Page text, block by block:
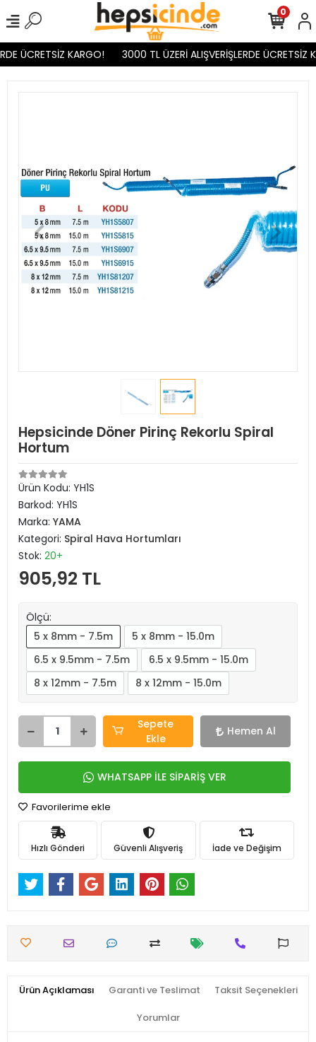
ÜCRETSİZ KARGO! 3000 TL ÜZERİ ALIŞVERİŞLERDE ÜCRETSİZ
0
Hepsicinde Döner Pirinç Rekorlu Spiral
Hortum
Ürün Kodu: YH1S
Barkod: YH1S
Marka: YAMA
Kategori: Spiral Hava Hortumları
Stok: 20+
905,92 TL
Ölçü:
5 x 8mm - 7.5m
5 x 8mm - 15.0m
6.5 x 9.5mm - 7.5m
6.5 x 9.5mm - 15.0m
8 x 12mm - 7.5m
8 x 12mm - 15.0m
Sepete
Ekle
Hemen Al
WHATSAPP İLE SİPARİŞ VER
Favorilerime ekle
Hızlı Gönderi Güvenli Alışveriş İade ve Değişim
Ürün Açıklaması Garanti ve Teslimat Taksit Seçenekleri
Yorumlar